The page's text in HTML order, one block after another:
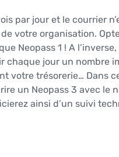
par jour et le courrier
votre organisation.
Neopass 1 ! A
chaque jour un nombre
votre trésorerie… Dans
un Neopass 3 avec le
ainsi d’un suivi